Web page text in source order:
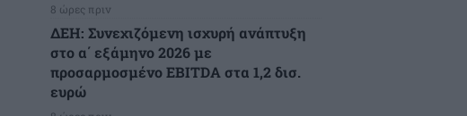
8 ώρες πριν
ΔΕΗ: Συνεχιζόμενη ισχυρή ανάπτυξη
στο α΄ εξάμηνο 2026 με
προσαρμοσμένο EBITDA στα 1,2 δισ.
ευρώ